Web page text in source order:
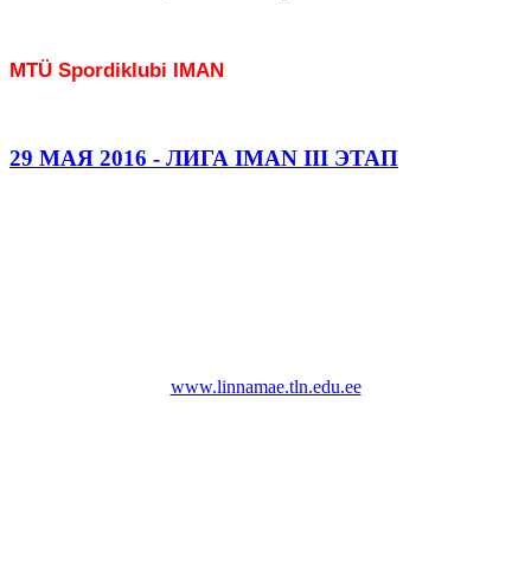
MTÜ Spordiklubi IMAN
29 МАЯ 2016 - ЛИГА IMAN III ЭТАП
www.linnamae.tln.edu.ee